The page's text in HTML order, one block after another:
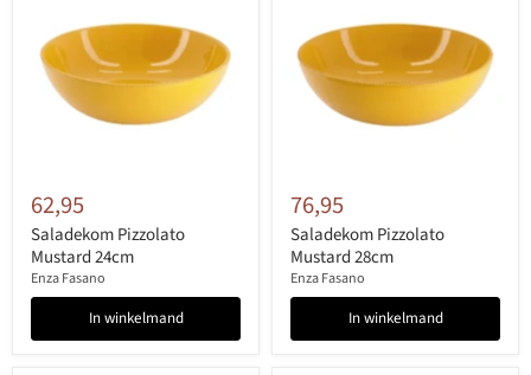
62,95
Saladekom Pizzolato
Mustard 24cm
Enza Fasano
In winkelmand
76,95
Saladekom Pizzolato
Mustard 28cm
Enza Fasano
In winkelmand